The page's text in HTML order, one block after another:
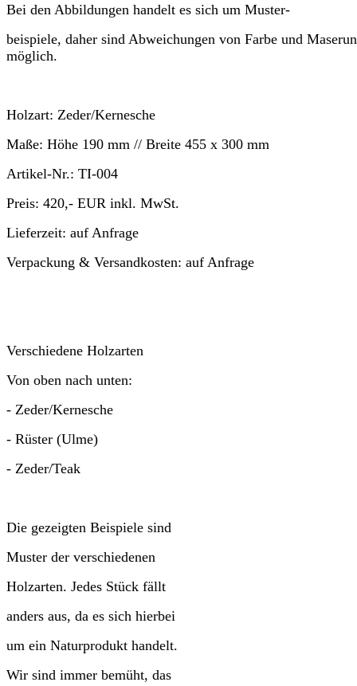
Bei den Abbildungen handelt es sich um Muster-
beispiele, daher sind Abweichungen von Farbe und
möglich.
Holzart: Zeder/Kernesche
Maße: Höhe 190 mm // Breite 455 x 300 mm
Artikel-Nr.: TI-004
Preis: 420,- EUR inkl. MwSt.
Lieferzeit: auf Anfrage
Verpackung & Versandkosten: auf Anfrage
Verschiedene Holzarten
Von oben nach unten:
- Zeder/Kernesche
- Rüster (Ulme)
- Zeder/Teak
Die gezeigten Beispiele sind
Muster der verschiedenen
Holzarten. Jedes Stück fällt
anders aus, da es sich hierbei
um ein Naturprodukt handelt.
Wir sind immer bemüht, das